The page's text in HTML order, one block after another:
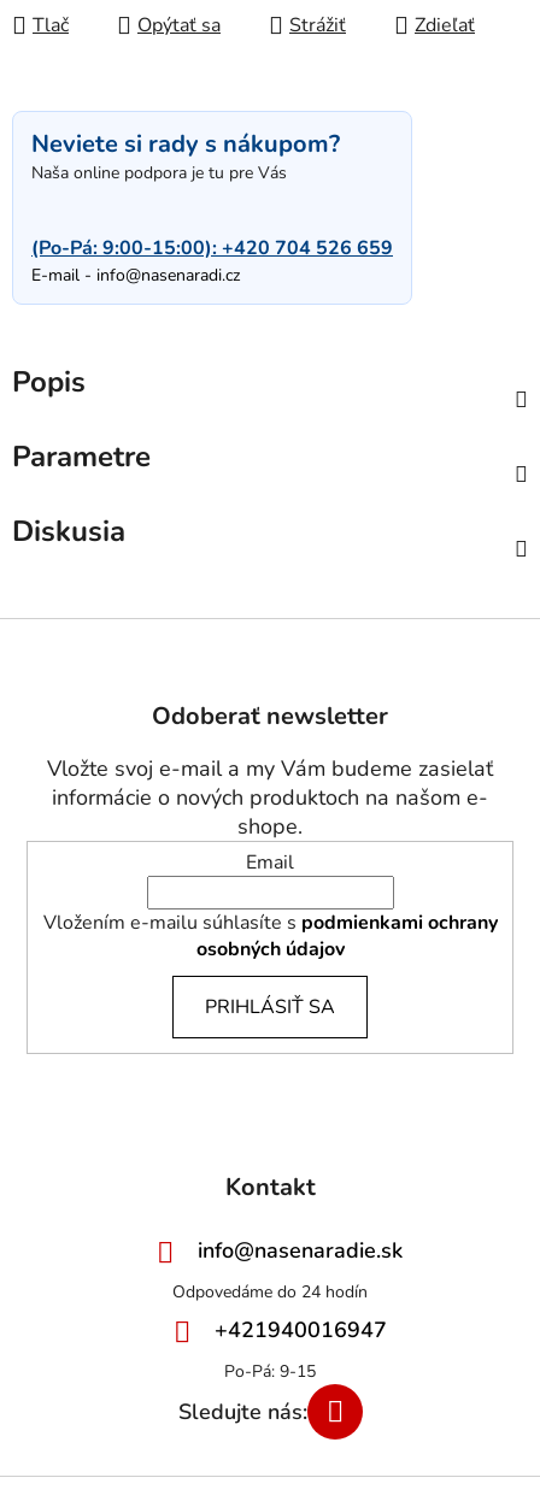
Tlač Opýtať sa Strážiť Zdieľať
Neviete si rady s nákupom?
Naša online podpora je tu pre Vás
(Po-Pá: 9:00-15:00):+420 704 526 659
E-mail - info@nasenaradi.cz
Popis
Parametre
Diskusia
Odoberať newsletter
Vložte svoj e-mail a my Vám budeme zasielať
informácie o nových produktoch na našom e-
shope.
Email
Vložením e-mailu súhlasíte s podmienkami ochrany
osobných údajov
PRIHLÁSIŤ SA
Kontakt
info@nasenaradie.sk
+421940016947